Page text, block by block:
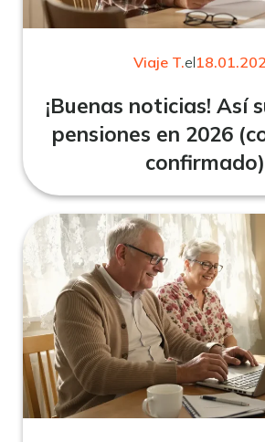
Viaje T.el
¡Buenas noticias! Así
pensiones en 2026
confirmado)